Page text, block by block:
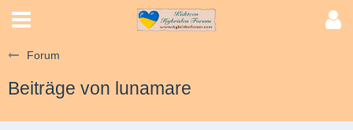
Forum
Beiträge von lunamare